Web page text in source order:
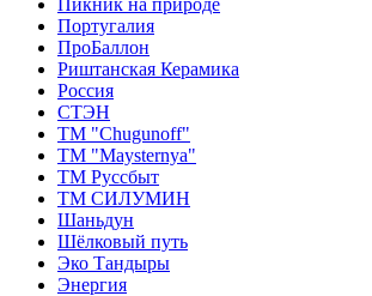
Пикник на природе
Португалия
ПроБаллон
Риштанская Керамика
Россия
СТЭН
ТМ "Chugunoff"
ТМ "Maysternya"
ТМ Руссбыт
ТМ СИЛУМИН
Шаньдун
Шёлковый путь
Эко Тандыры
Энергия